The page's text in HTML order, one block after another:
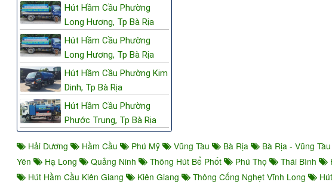
Hút Hầm Cầu Phường
Long Hương, Tp Bà Rịa
Hút Hầm Cầu Phường
Long Hương, Tp Bà Rịa
Hút Hầm Cầu Phường Kim
Dinh, Tp Bà Rịa
Hút Hầm Cầu Phường
Phước Trung, Tp Bà Rịa
Hải Dương Hầm Cầu Phú Mỹ Vũng Tàu Bà Rịa Bà Rịa - Vũng Tàu
Yên
Hạ Long Quảng Ninh Thông Hút Bể Phốt Phú Thọ Thái Bình
Hút Hầm Cầu Kiên Giang
Kiên Giang Thông Cống Nghẹt Vĩnh Long